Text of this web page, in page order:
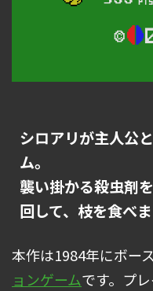
シロアリが主人公
ム。
襲い掛かる殺虫剤
回して、枝を食べ
本作は1984年にボー
ョンゲームです。プ